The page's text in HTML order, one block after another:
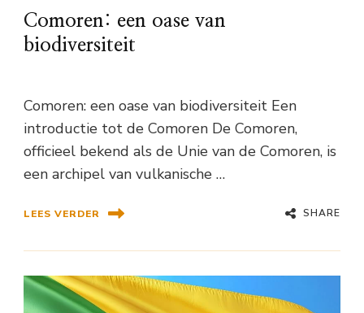
Comoren: een oase van
biodiversiteit
Comoren: een oase van biodiversiteit Een
introductie tot de Comoren De Comoren,
officieel bekend als de Unie van de Comoren, is
een archipel van vulkanische …
LEES VERDER SHARE